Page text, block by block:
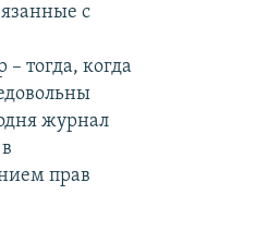
с
тогда, когда
журнал
прав